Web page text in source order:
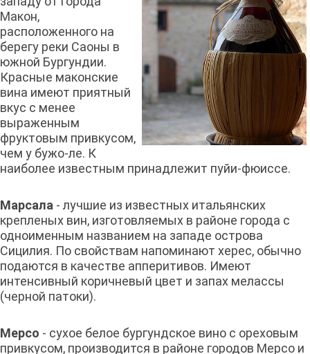
Макон,
расположенного на
берегу реки Саоны в
южной Бургундии.
Красные маконские
вина имеют приятный
вкус с менее
выраженным
фруктовым привкусом,
чем у бужо-ле. К
наиболее известным принадлежит пуйи-фюиссе.
Марсала - лучшие из известных итальянских
крепленых вин, изготовляемых в районе города с
одноименным названием на западе острова
Сицилия. По свойствам напоминают херес, обычно
подаются в качестве апперитивов. Имеют
интенсивный коричневый цвет и запах мелассы
(черной патоки).
Мерсо - сухое белое бургундское вино с ореховым
привкусом, производится в районе городов Мерсо и